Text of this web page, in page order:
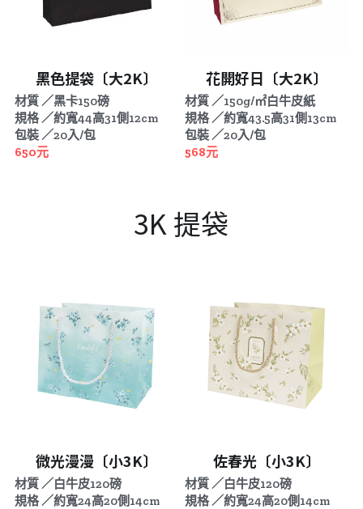
黑色提袋〔大2K〕
材質 ／黑卡150磅
規格 ／約寬44高31側12cm
包裝 ／20入/包
650元
花開好日〔大2K〕
材質 ／150g/㎡白牛皮紙
規格 ／約寬43.5高31側13cm
包裝 ／20入/包
568元
3K 提袋
微光漫漫〔小3K〕
材質 ／白牛皮120磅
規格 ／約寬24高20側14cm
佐春光〔小3K〕
材質 ／白牛皮120磅
規格 ／約寬24高20側14cm